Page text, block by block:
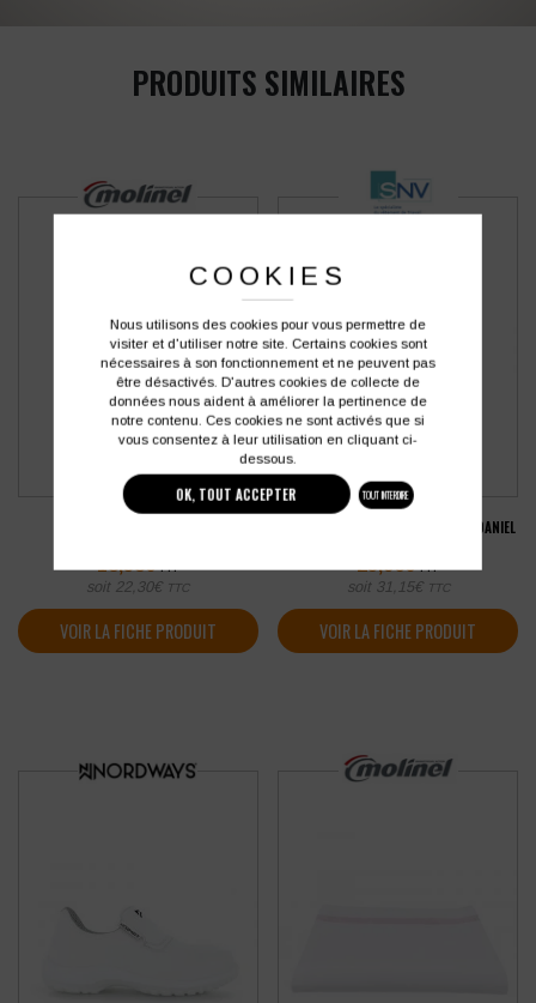
PRODUITS SIMILAIRES
18,58€ HT
soit 22,30€ TTC
VOIR LA FICHE PRODUIT
PANTALON DE CUISINE MIXTE SNV DANIEL
25,96€ HT
soit 31,15€ TTC
VOIR LA FICHE PRODUIT
COOKIES
Nous utilisons des cookies pour vous permettre de
visiter et d'utiliser notre site. Certains cookies sont
nécessaires à son fonctionnement et ne peuvent pas
être désactivés. D'autres cookies de collecte de
données nous aident à améliorer la pertinence de
notre contenu. Ces cookies ne sont activés que si
vous consentez à leur utilisation en cliquant ci-
dessous.
OK, TOUT ACCEPTER TOUT INTERDIRE